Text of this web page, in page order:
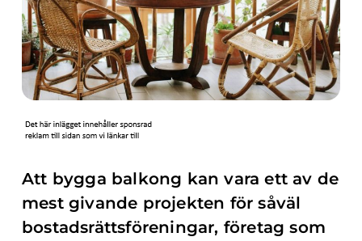
Att bygga balkong kan vara ett av de
mest givande projekten för såväl
bostadsrättsföreningar, företag som